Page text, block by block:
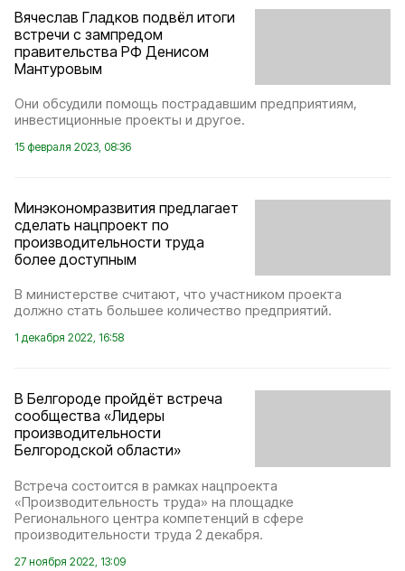
Вячеслав Гладков подвёл итоги
встречи с зампредом
правительства РФ Денисом
Мантуровым
Они обсудили помощь пострадавшим предприятиям,
инвестиционные проекты и другое.
15 февраля 2023, 08:36
Минэкономразвития предлагает
сделать нацпроект по
производительности труда
более доступным
В министерстве считают, что участником проекта
должно стать большее количество предприятий.
1 декабря 2022, 16:58
В Белгороде пройдёт встреча
сообщества «Лидеры
производительности
Белгородской области»
Встреча состоится в рамках нацпроекта
«Производительность труда» на площадке
Регионального центра компетенций в сфере
производительности труда 2 декабря.
27 ноября 2022, 13:09